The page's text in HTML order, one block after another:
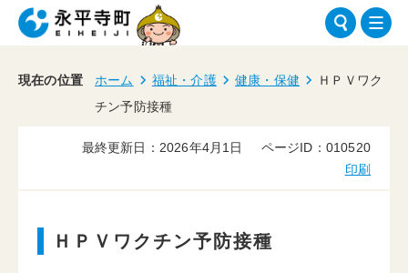
現在の位置 ホーム 福祉・介護 健康・保健
ＨＰＶワク
チン予防接種
最終更新日：2026年4月1日
ページID：010520
印刷
ＨＰＶワクチン予防接種